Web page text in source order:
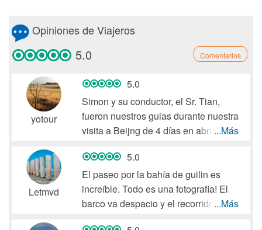
Opiniones de Viajeros
Comentarios
5.0
yotour
5.0
Simon y su conductor, el Sr. Tian,
fueron nuestros guias durante nuestra
visita a Beijng de 4 días en abril de
tan profesionales que yo y mi esposa
suprevisábamos.
Queremos agradecerles
profundamente por su ayuda y
...Más
Letmvd
5.0
El paseo por la bahía de guilin es
increíble. Todo es una fotografía! El
barco va despacio y el recorrido es...Más